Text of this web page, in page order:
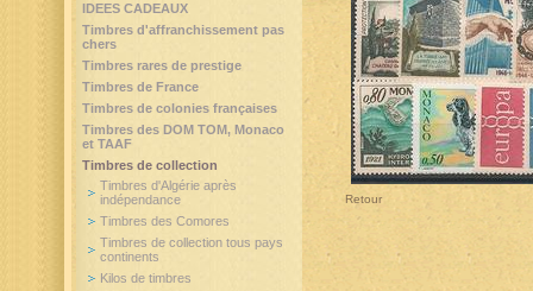
Retour
IDEES CADEAUX
Timbres d'affranchissement pas
chers
Timbres rares de prestige
Timbres de France
Timbres de colonies françaises
Timbres des DOM TOM, Monaco
et TAAF
Timbres de collection
Timbres d'Algérie après
indépendance
Timbres des Comores
Timbres de collection tous pays
continents
Kilos de timbres